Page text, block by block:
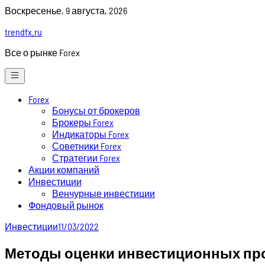
Skip
content
Воскресенье, 9 августа, 2026
trendfx.ru
Все о рынке Forex
Forex
Бонусы от брокеров
Брокеры Forex
Индикаторы Forex
Советники Forex
Стратегии Forex
Акции компаний
Инвестиции
Венчурные инвестиции
Фондовый рынок
Инвестиции11/03/2022
Методы оценки инвестиционных